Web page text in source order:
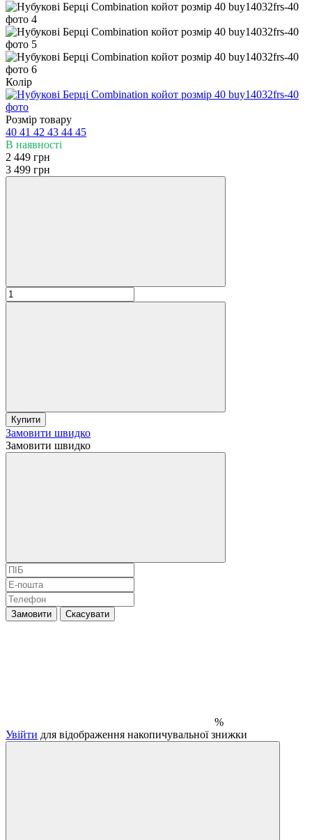
Колір
Розмір товару
40 41 42 43 44 45
В наявності
2 449 грн
3 499 грн
Купити
Замовити швидко
Замовити швидко
Замовити Скасувати
%
Увійти для відображення накопичувальної знижки